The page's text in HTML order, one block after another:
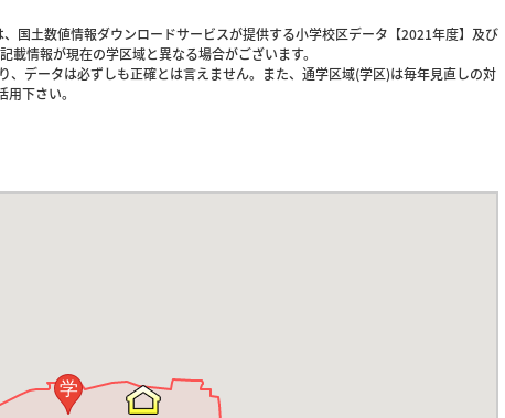
国土数値情報ダウンロードサービスが提供する小学校区データ【2021年度】及び
情報が現在の学区域と異なる場合がございます。
、データは必ずしも正確とは言えません。また、通学区域(学区)は毎年見直しの対
下さい。
学